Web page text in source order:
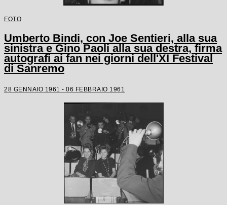
FOTO
Umberto Bindi, con Joe Sentieri, alla sua
sinistra e Gino Paoli alla sua destra, firma
autografi ai fan nei giorni dell'XI Festival
di Sanremo
28 GENNAIO 1961 - 06 FEBBRAIO 1961